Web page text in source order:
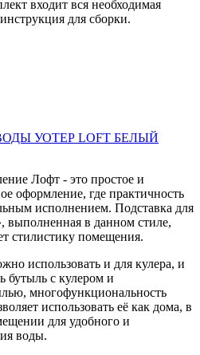
входит вся необходимая
для сборки.
УОТЕР LOFT БЕЛЫЙ
Лофт - это простое и
оформление, где практичность
исполнением. Подставка для
в данном стиле,
стилистику помещения.
использовать и для кулера, и
бутыль с кулером и
многофункциональность
использовать её как дома, в
для удобного и
воды.